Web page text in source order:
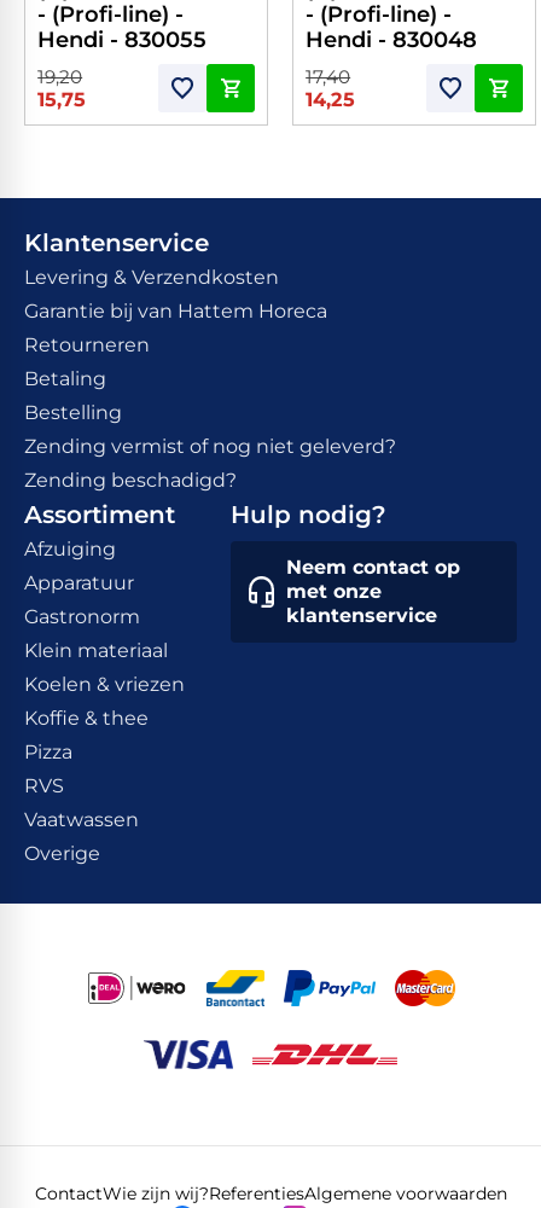
- (Profi-line) -
Hendi - 830055
19,20
15,75
- (Profi-line) -
Hendi - 830048
17,40
14,25
Klantenservice
Levering & Verzendkosten
Garantie bij van Hattem Horeca
Retourneren
Betaling
Bestelling
Zending vermist of nog niet geleverd?
Zending beschadigd?
Assortiment
Afzuiging
Apparatuur
Gastronorm
Klein materiaal
Koelen & vriezen
Koffie & thee
Pizza
RVS
Vaatwassen
Overige
Hulp nodig?
Neem contact op
met onze
klantenservice
ContactWie zijn wij?ReferentiesAlgemene voorwaarden